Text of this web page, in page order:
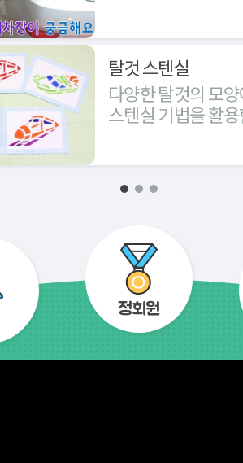
탈것 스텐실
다양한 탈것의 모
스텐실 기법을 활
정회원